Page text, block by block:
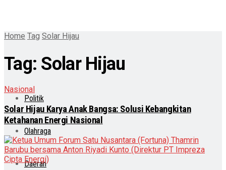
Politik
Olahraga
Daerah
Home Tag Solar Hijau
Tag: Solar Hijau
Nasional
Solar Hijau Karya Anak Bangsa: Solusi Kebangkitan
Ketahanan Energi Nasional